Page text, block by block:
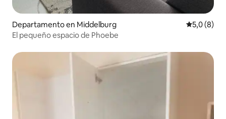
Departamento en Middelburg
5,0 (8)
El pequeño espacio de Phoebe